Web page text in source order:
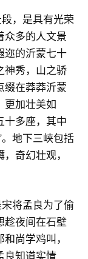
，是具有光荣
众多的人文景
迩的沂蒙七十
神秀，山之骄
缀在莽莽沂蒙
更加壮美如
十多座，其中
地下三峡包括
奇幻壮观，
将孟良为了偷
趁夜间在石壁
尚学鸡叫，
良知道实情